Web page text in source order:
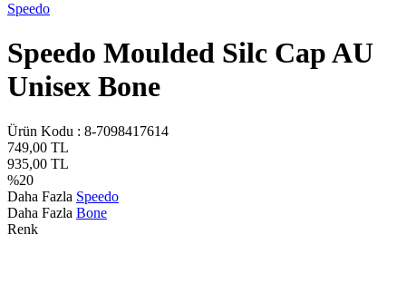
Speedo
Speedo Moulded Silc Cap AU
Unisex Bone
Ürün Kodu : 8-7098417614
749,00 TL
935,00 TL
%20
Daha Fazla Speedo
Daha Fazla Bone
Renk